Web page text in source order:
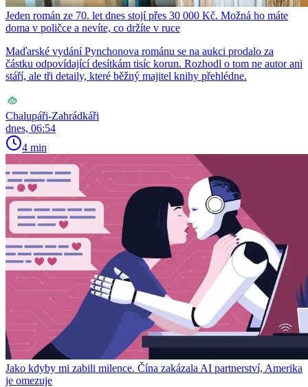
Jeden román ze 70. let dnes stojí přes 30 000 Kč. Možná ho máte
doma v poličce a nevíte, co držíte v ruce
Maďarské vydání Pynchonova románu se na aukci prodalo za
částku odpovídající desítkám tisíc korun. Rozhodl o tom ne autor ani
stáří, ale tři detaily, které běžný majitel knihy přehlédne.
Chalupáři-Zahrádkáři
dnes, 06:54
4 min
Jako kdyby mi zabili milence. Čína zakázala AI partnerství, Amerika
je omezuje